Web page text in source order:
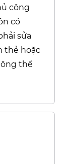
công
có
sửa
thẻ hoặc
thể